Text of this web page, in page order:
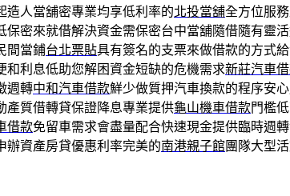
造人當舖密專業均享低利率的北投當舖全方位服
保密來就借解決資金需保密台中當舖隨借隨有靈
間當鋪台北票貼具有簽名的支票來做借款的方式
和利息低助您解困資金短缺的危機需求新莊汽車
週轉中和汽車借款鮮少做質押汽車換款的程序安
產質借轉貸保證降息專業提供龜山機車借款門檻
借款免留車需求會盡量配合快速現金提供臨時週
辦資產房貸優惠利率完美的南港親子館團隊大型